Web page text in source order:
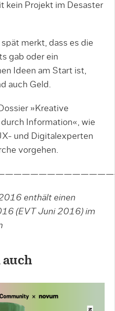
kein Projekt im Desaster
merkt, dass es die
gab oder ein
Ideen am Start ist,
auch Geld.
»Kreative
Information«, wie
und Digitalexperten
vorgehen.
enthält einen
(EVT Juni 2016) im
auch